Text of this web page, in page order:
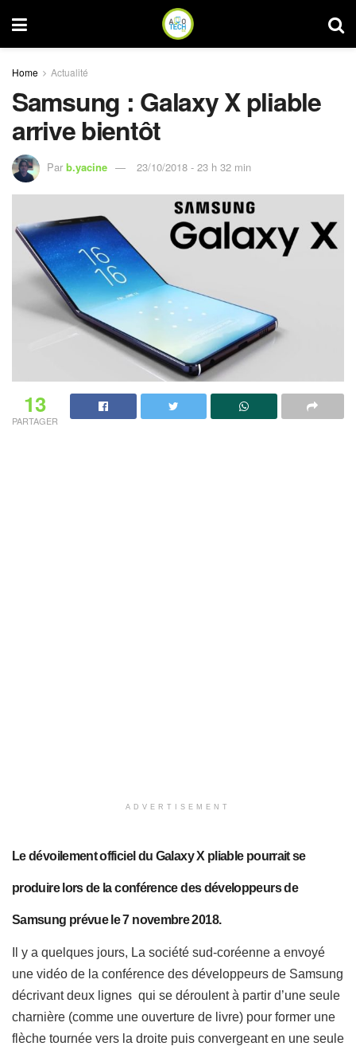
Home Actualité
Samsung : Galaxy X pliable
arrive bientôt
Par b.yacine 23/10/2018 - 23 h 32 min
13
PARTAGER
ADVERTISEMENT
Le dévoilement officiel du Galaxy X pliable pourrait se
produire lors de la conférence des développeurs de
Samsung prévue le 7 novembre 2018.
Il y a quelques jours, La société sud-coréenne a envoyé
une vidéo de la conférence des développeurs de Samsung
décrivant deux lignes qui se déroulent à partir d’une seule
charnière (comme une ouverture de livre) pour former une
flèche tournée vers la droite puis convergeant en une seule